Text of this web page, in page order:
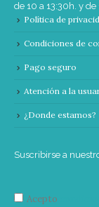
de 10 a 13:30h. y de
Política de
Condiciones de
Pago seguro
Atención a la
¿Donde estamos?
Suscribirse a
Acepto